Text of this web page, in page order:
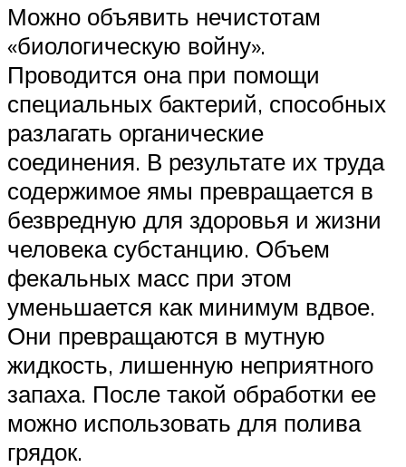
Можно объявить нечистотам
«биологическую войну».
Проводится она при помощи
специальных бактерий, способных
разлагать органические
соединения. В результате их труда
содержимое ямы превращается в
безвредную для здоровья и жизни
человека субстанцию. Объем
фекальных масс при этом
уменьшается как минимум вдвое.
Они превращаются в мутную
жидкость, лишенную неприятного
запаха. После такой обработки ее
можно использовать для полива
грядок.